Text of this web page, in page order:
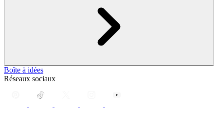
Boîte à idées
Réseaux sociaux